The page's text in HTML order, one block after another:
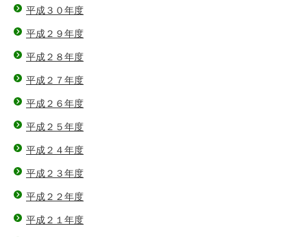
平成３０年度
平成２９年度
平成２８年度
平成２７年度
平成２６年度
平成２５年度
平成２４年度
平成２３年度
平成２２年度
平成２１年度